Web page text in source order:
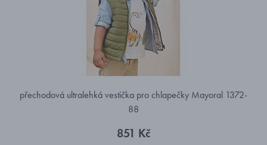
přechodová ultralehká vestička pro chlapečky Mayoral 1372-
88
851 Kč